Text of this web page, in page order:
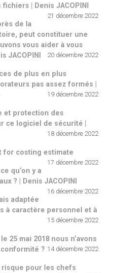
| Denis JACOPINI
21 décembre 2022
de la
peut constituer une
vous aider à vous
JACOPINI
20 décembre 2022
de plus en plus
pas assez formés |
19 décembre 2022
et protection des
ce logiciel de sécurité |
18 décembre 2022
for costing estimate
17 décembre 2022
qu’on y a
? | Denis JACOPINI
16 décembre 2022
adaptée
à caractère personnel et à
15 décembre 2022
25 mai 2018 nous n’avons
? 14 décembre 2022
risque pour les chefs